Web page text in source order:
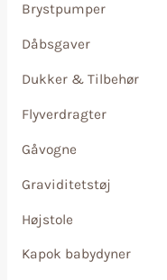
Brystpumper
Dåbsgaver
Dukker & Tilbehør
Flyverdragter
Gåvogne
Graviditetstøj
Højstole
Kapok babydyner